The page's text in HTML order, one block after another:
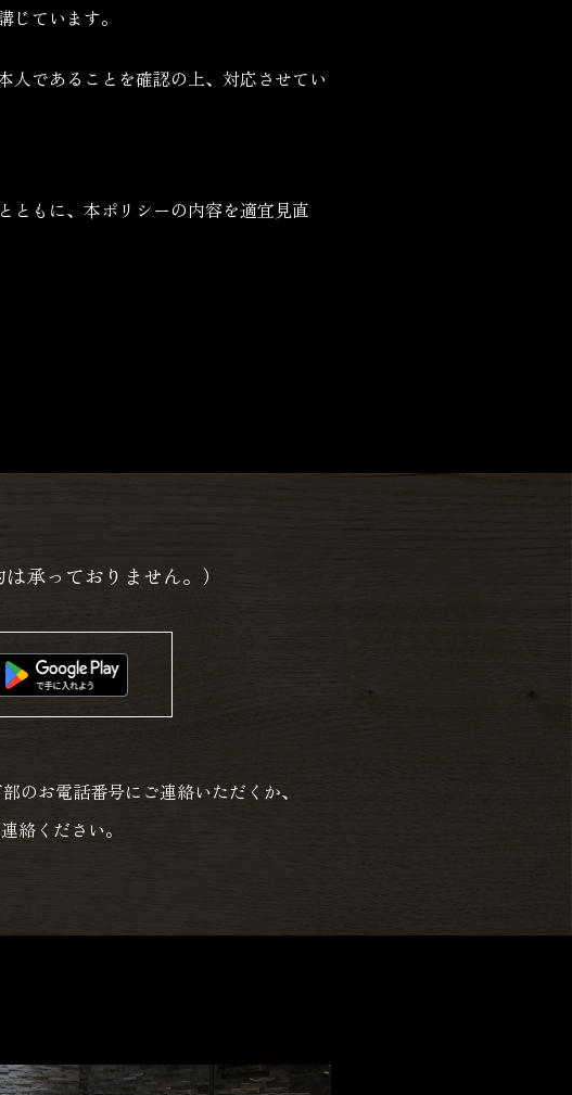
ています。
人であることを確認の上、対応させてい
ともに、本ポリシーの内容を適宜見直
承っておりません。）
のお電話番号にご連絡いただくか、
絡ください。